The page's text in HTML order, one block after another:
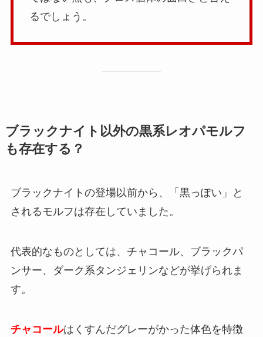
るでしょう。
ブラックナイト以外の黒系レオパモルフ
も存在する？
ブラックナイトの登場以前から、「黒っぽい」と
されるモルフは存在していました。
代表的なものとしては、チャコール、ブラックパ
ンサー、ダーク系タンジェリンなどが挙げられま
す。
チャコールはくすんだグレーがかった体色を特徴